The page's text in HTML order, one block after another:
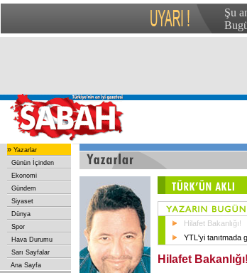
Şu
» Yazarlar
Günün İçinden
Ekonomi
Gündem
Siyaset
Dünya
Spor
Hava Durumu
Sarı Sayfalar
Ana Sayfa
Hilafet Bakanlığı!
YTL'yi tanıtmada
Hilafet Bakanlığı!